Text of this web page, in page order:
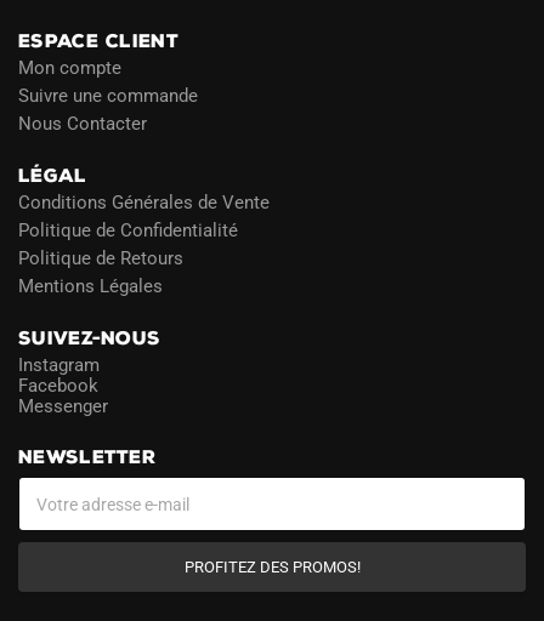
ESPACE CLIENT
Mon compte
Suivre une commande
Nous Contacter
LÉGAL
Conditions Générales de Vente
Politique de Confidentialité
Politique de Retours
Mentions Légales
SUIVEZ-NOUS
Instagram
Facebook
Messenger
NEWSLETTER
PROFITEZ DES PROMOS!